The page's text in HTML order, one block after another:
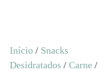
Início / Snacks
Desidratados / Carne /